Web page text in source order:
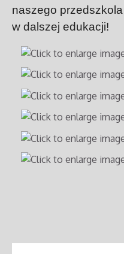
naszego
w dalszej edukacji!